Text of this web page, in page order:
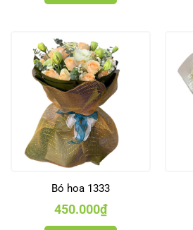
Bó hoa 1333
450.000₫